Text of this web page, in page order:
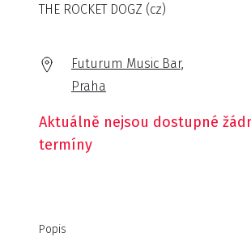
THE ROCKET DOGZ (cz)
Futurum Music Bar,
Praha
Aktuálně nejsou dostupné
termíny
Popis